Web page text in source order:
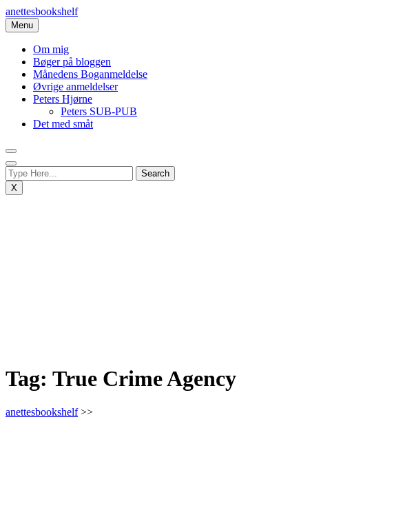
Skip
to
content
anettesbookshelf
Menu
Om mig
Bøger på bloggen
Månedens Boganmeldelse
Øvrige anmeldelser
Peters Hjørne
Peters SUB-PUB
Det med småt
X
Tag: True Crime Agency
anettesbookshelf>>